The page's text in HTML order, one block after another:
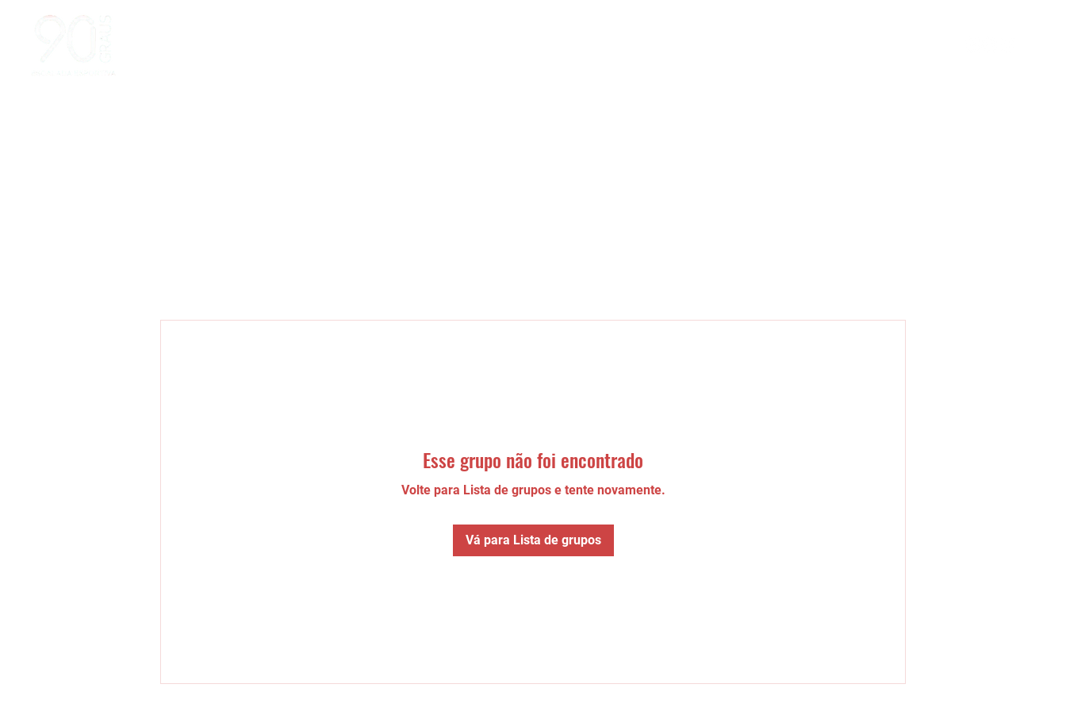
Esse grupo não foi encontrado
Volte para Lista de grupos e tente novamente.
Vá para Lista de grupos